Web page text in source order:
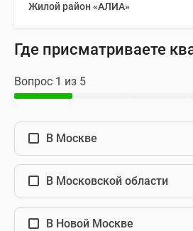
Жилой район «АЛИА»
Где присматриваете
Вопрос 1 из 5
В Москве
В Московской области
В Новой Москве